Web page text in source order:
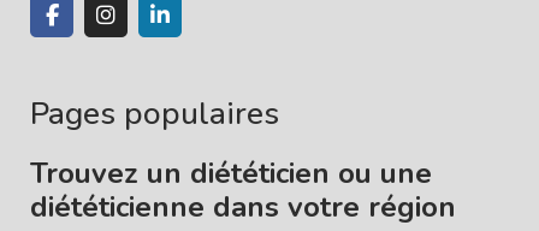
Pages populaires
Trouvez un diététicien ou une
diététicienne dans votre région